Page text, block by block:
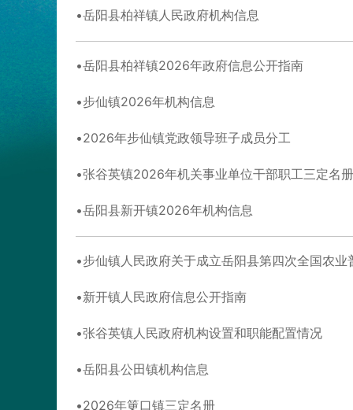
岳阳县柏祥镇人民政府机构信息
岳阳县柏祥镇2026年政府信息公开指南
步仙镇2026年机构信息
2026年步仙镇党政领导班子成员分工
张谷英镇2026年机关事业单位干部职工三定名册
岳阳县新开镇2026年机构信息
步仙镇人民政府关于成立岳阳县第四次全国农业
新开镇人民政府信息公开指南
张谷英镇人民政府机构设置和职能配置情况
岳阳县公田镇机构信息
2026年筻口镇三定名册